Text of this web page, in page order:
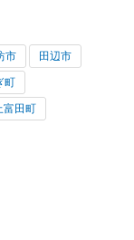
市 田辺市
町
富田町